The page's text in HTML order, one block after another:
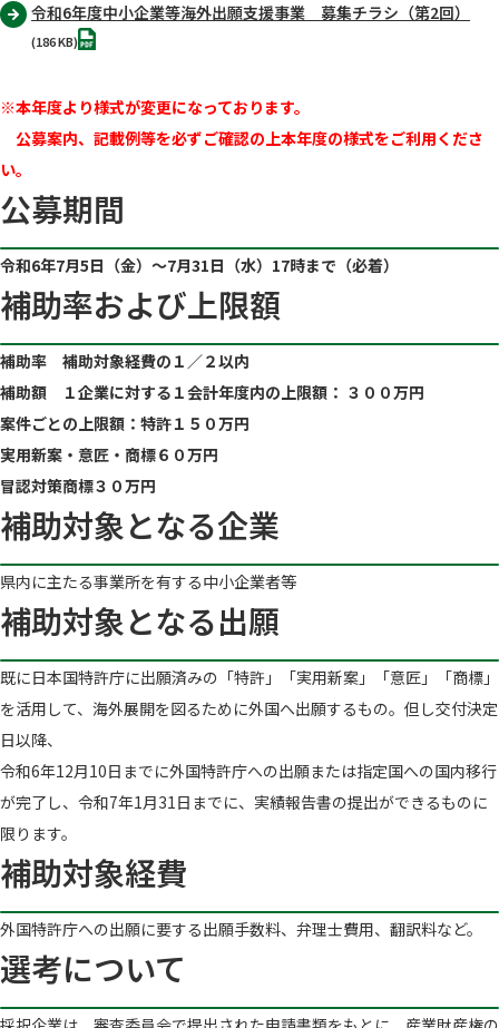
令和6年度中小企業等海外出願支援事業 募集チラシ（第2回）
(186 KB)PDF
※本年度より様式が変更になっております。
公募案内、記載例等を必ずご確認の上本年度の様式をご利用くださ
い。
公募期間
令和6年7月5日（金）～7月31日（水）17時まで（必着）
補助率および上限額
補助率 補助対象経費の１／２以内
補助額 １企業に対する１会計年度内の上限額： ３００万円
案件ごとの上限額：特許１５０万円
実用新案・意匠・商標６０万円
冒認対策商標３０万円
補助対象となる企業
県内に主たる事業所を有する中小企業者等
補助対象となる出願
既に日本国特許庁に出願済みの「特許」「実用新案」「意匠」「商標」
を活用して、海外展開を図るために外国へ出願するもの。但し交付決定
日以降、
令和6年12月10日までに外国特許庁への出願または指定国への国内移行
が完了し、令和7年1月31日までに、実績報告書の提出ができるものに
限ります。
補助対象経費
外国特許庁への出願に要する出願手数料、弁理士費用、翻訳料など。
選考について